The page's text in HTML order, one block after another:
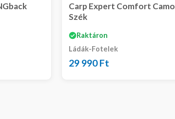
Carp Expert Comfort Camo
Szék
Raktáron
Ládák-Fotelek
29 990Ft